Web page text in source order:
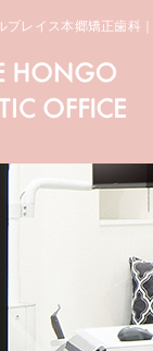
レイス本郷矯正歯科